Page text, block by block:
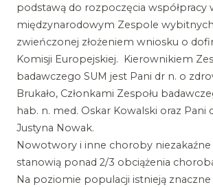
podstawą do rozpoczęcia współpracy
międzynarodowym Zespole
zwieńczonej złożeniem wniosku o
Komisji Europejskiej. Kierownikiem
badawczego SUM jest Pani dr n. o
Brukało, Członkami Zespołu
hab. n. med. Oskar Kowalski oraz Pani
Justyna Nowak.
Nowotwory i inne choroby niezakaźne
stanowią ponad 2/3 obciążenia
Na poziomie populacji istnieją